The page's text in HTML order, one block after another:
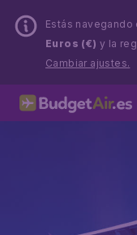
Estás navegando
Euros (€) y la
Cambiar ajustes.